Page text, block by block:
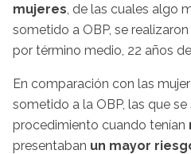
mujeres , de las cuales algo
sometido a OBP, se
por término medio, 22 años
En comparación con las
sometido a la OBP, las que
procedimiento cuando tenían
presentaban un mayor